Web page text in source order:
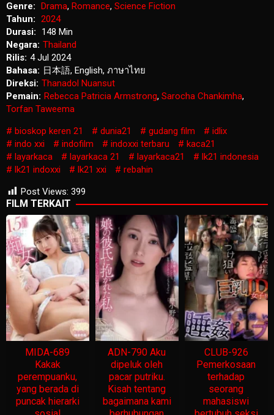
Genre:
Drama, Romance, Science Fiction
Tahun: 2024
Durasi:
148 Min
Negara: Thailand
Rilis: 4 Jul 2024
Bahasa: 日本語, English, ภาษาไทย
Direksi: Thanadol Nuansut
Pemain: Rebecca Patricia Armstrong, Sarocha Chankimha,
Torfan Taweema
bioskop keren 21
dunia21 gudang film
idlix
indo xxi
indofilm indoxxi terbaru
kaca21
layarkaca
layarkaca 21 layarkaca21
lk21 indonesia
lk21 indoxxi
lk21 xxi
rebahin
Post Views: 399
FILM TERKAIT
MIDA-689
Kakak
perempuanku,
yang berada di
puncak hierarki
ADN-790 Aku
dipeluk oleh
pacar putriku.
Kisah tentang
bagaimana kami
CLUB-926
Pemerkosaan
terhadap
seorang
mahasiswi